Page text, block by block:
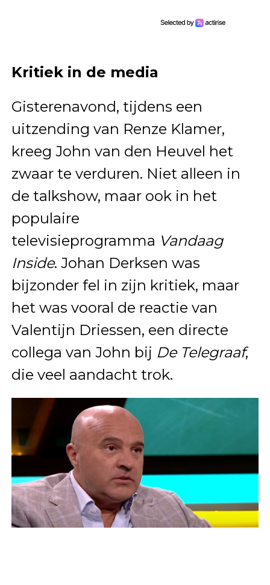
Kritiek in de media
Gisterenavond, tijdens een
uitzending van Renze Klamer,
kreeg John van den Heuvel het
zwaar te verduren. Niet alleen in
de talkshow, maar ook in het
populaire
televisieprogramma Vandaag
Inside. Johan Derksen was
bijzonder fel in zijn kritiek, maar
het was vooral de reactie van
Valentijn Driessen, een directe
collega van John bij De Telegraaf,
die veel aandacht trok.